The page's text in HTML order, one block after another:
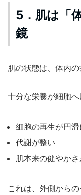
5．肌は「
鏡
肌の状態は、体内の
十分な栄養が細胞へ
細胞の再生が円滑
代謝が整い
肌本来の健やか
これは、外側から